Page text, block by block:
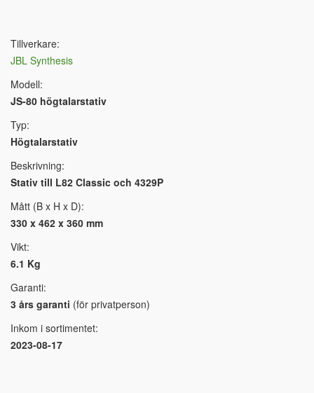
Tillverkare:
JBL Synthesis
Modell:
JS-80 högtalarstativ
Typ:
Högtalarstativ
Beskrivning:
Stativ till L82 Classic och 4329P
Mått (B x H x D):
330 x 462 x 360 mm
Vikt:
6.1 Kg
Garanti:
3 års garanti (för privatperson)
Inkom i sortimentet:
2023-08-17